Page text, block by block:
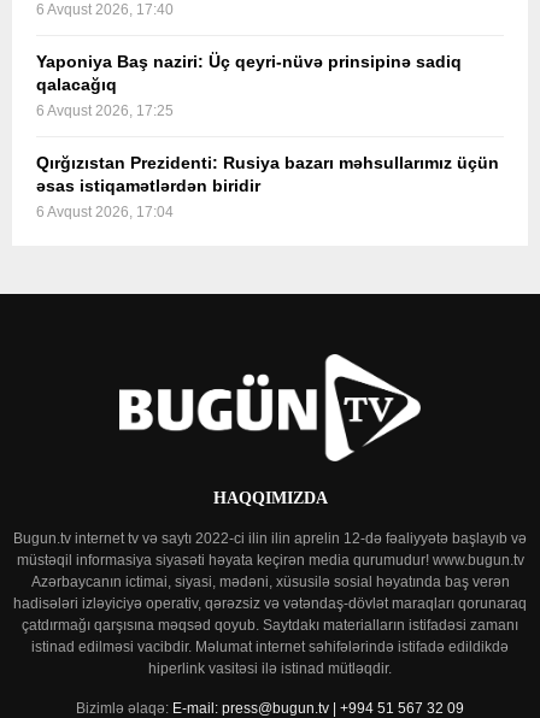
6 Avqust 2026, 17:40
Yaponiya Baş naziri: Üç qeyri-nüvə prinsipinə sadiq
qalacağıq
6 Avqust 2026, 17:25
Qırğızıstan Prezidenti: Rusiya bazarı məhsullarımız üçün
əsas istiqamətlərdən biridir
6 Avqust 2026, 17:04
HAQQIMIZDA
Bugun.tv internet tv və saytı 2022-ci ilin ilin aprelin 12-də fəaliyyətə başlayıb və
müstəqil informasiya siyasəti həyata keçirən media qurumudur! www.bugun.tv
Azərbaycanın ictimai, siyasi, mədəni, xüsusilə sosial həyatında baş verən
hadisələri izləyiciyə operativ, qərəzsiz və vətəndaş-dövlət maraqları qorunaraq
çatdırmağı qarşısına məqsəd qoyub. Saytdakı materialların istifadəsi zamanı
istinad edilməsi vacibdir. Məlumat internet səhifələrində istifadə edildikdə
hiperlink vasitəsi ilə istinad mütləqdir.
Bizimlə əlaqə: E-mail: press@bugun.tv | +994 51 567 32 09